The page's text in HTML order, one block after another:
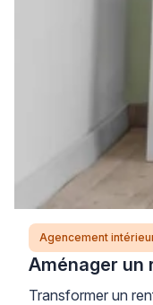
Agencement
Aménager un
Transformer un